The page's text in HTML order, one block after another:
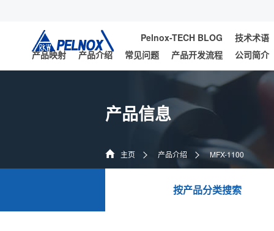
Pelnox-TECH BLOG
技术术语
产品映射
产品介绍 常见问题 产品开发流程 公司简介
产品信息
主页 产品介绍 MFX-1100
按产品分类搜索